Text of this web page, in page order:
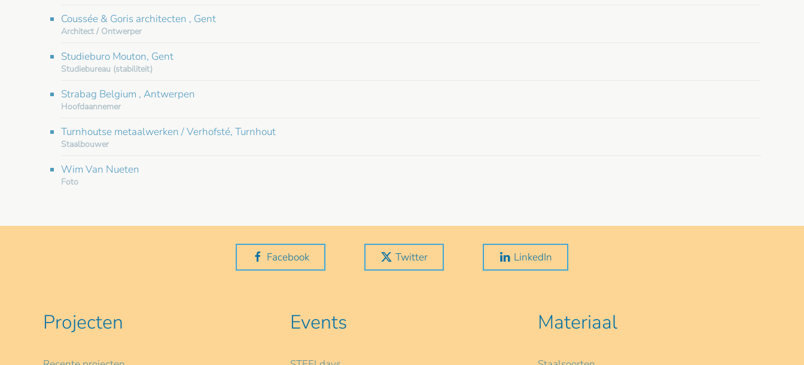
Coussée & Goris architecten , Gent
Architect / Ontwerper
Studieburo Mouton, Gent
Studiebureau (stabiliteit)
Strabag Belgium , Antwerpen
Hoofdaannemer
Turnhoutse metaalwerken / Verhofsté, Turnhout
Staalbouwer
Wim Van Nueten
Foto
Facebook Twitter LinkedIn
Projecten Events Materiaal